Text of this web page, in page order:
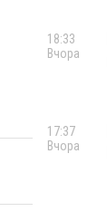
18:33
Вчора
17:37
Вчора